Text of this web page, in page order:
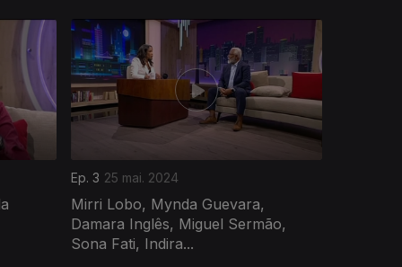
Ep. 3 25 mai. 2024
Mirri Lobo, Mynda Guevara,
Damara Inglês, Miguel Sermão,
Sona Fati, Indira...